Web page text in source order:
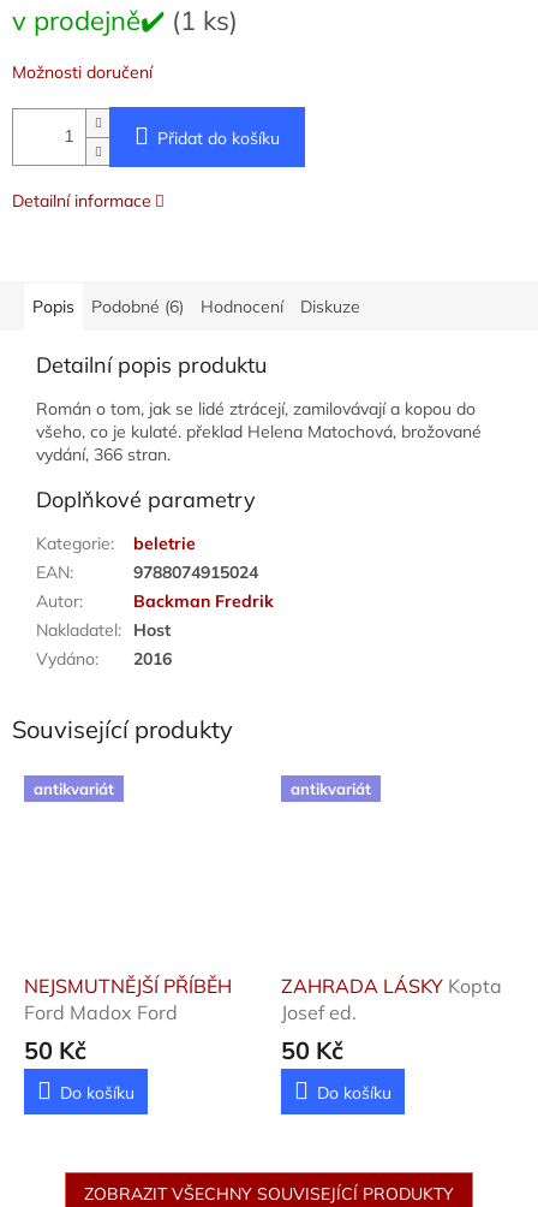
cena:
v prodejně✔️ (1 ks)
Možnosti doručení
Přidat do košíku
Detailní informace
Popis Podobné (6) Hodnocení Diskuze
Detailní popis produktu
Román o tom, jak se lidé ztrácejí, zamilovávají a kopou do
všeho, co je kulaté. překlad Helena Matochová, brožované
vydání, 366 stran.
Doplňkové parametry
Kategorie:
beletrie
EAN:
9788074915024
Autor:
Backman Fredrik
Nakladatel:
Host
Vydáno: 2016
Související produkty
antikvariát
NEJSMUTNĚJŠÍ PŘÍBĚH
Ford Madox Ford
50 Kč
Do košíku
antikvariát
ZAHRADA LÁSKY Kopta
Josef ed.
50 Kč
Do košíku
ZOBRAZIT VŠECHNY SOUVISEJÍCÍ PRODUKTY